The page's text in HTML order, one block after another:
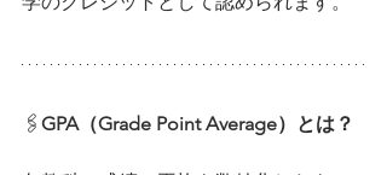
🖇️ GPA（Grade Point Average） とは？